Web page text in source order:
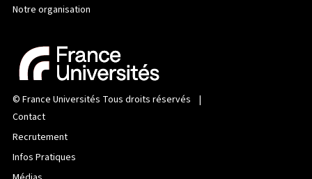
Notre organisation
© France Universités Tous droits réservés |
Contact
Recrutement
Infos Pratiques